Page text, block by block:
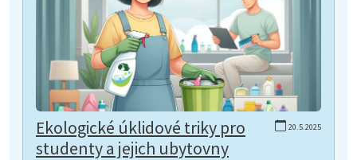
20.5.2025
Ekologické úklidové triky pro
studenty a jejich ubytovny